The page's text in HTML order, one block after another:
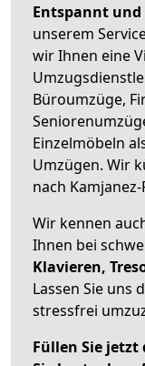
Entspannt und
unserem
wir Ihnen eine
Büroumzüge,
Einzelmöbeln
Umzügen. Wir
nach
Wir kennen
Ihnen bei
Klavieren,
Lassen Sie uns
stressfrei
Füllen Sie